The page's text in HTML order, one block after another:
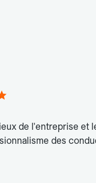
de l'entreprise et
des